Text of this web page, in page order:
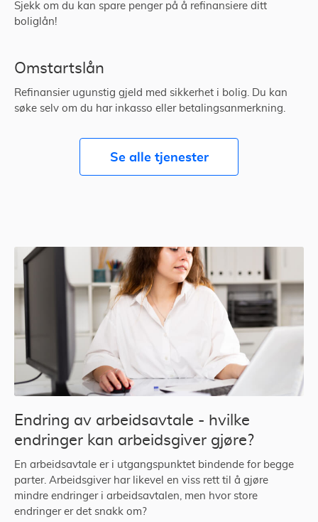
Sjekk om du kan spare penger på å refinansiere ditt
boliglån!
Omstartslån
Refinansier ugunstig gjeld med sikkerhet i bolig. Du kan
søke selv om du har inkasso eller betalingsanmerkning.
Se alle tjenester
Endring av arbeidsavtale - hvilke
endringer kan arbeidsgiver gjøre?
En arbeidsavtale er i utgangspunktet bindende for begge
parter. Arbeidsgiver har likevel en viss rett til å gjøre
mindre endringer i arbeidsavtalen, men hvor store
endringer er det snakk om?